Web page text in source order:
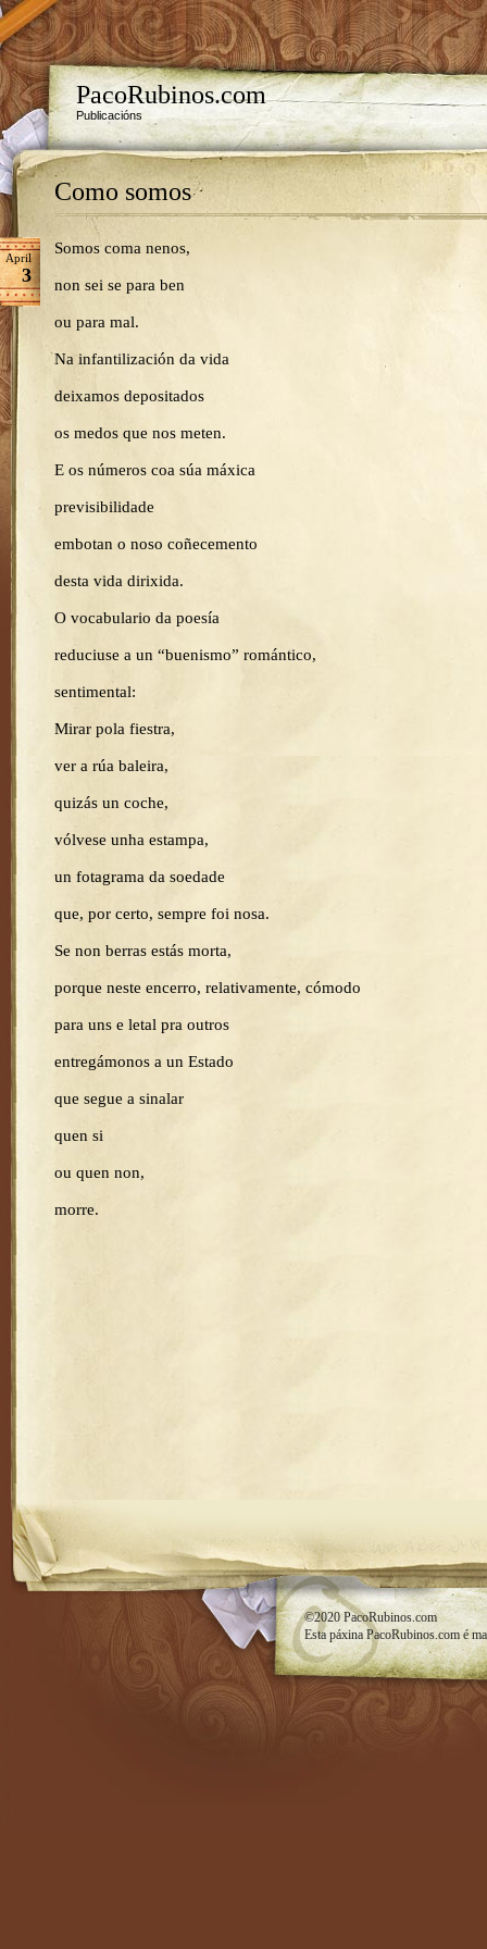
PacoRubinos.com
Publicacións
Como somos
April
3
Somos coma nenos,
non sei se para ben
ou para mal.
Na infantilización da vida
deixamos depositados
os medos que nos meten.
E os números coa súa máxica
previsibilidade
embotan o noso coñecemento
desta vida dirixida.
O vocabulario da poesía
reduciuse a un “buenismo” romántico,
sentimental:
Mirar pola fiestra,
ver a rúa baleira,
quizás un coche,
vólvese unha estampa,
un fotagrama da soedade
que, por certo, sempre foi nosa.
Se non berras estás morta,
porque neste encerro, relativamente, cómodo
para uns e letal pra outros
entregámonos a un Estado
que segue a sinalar
quen si
ou quen non,
morre.
©2020PacoRubinos.com
Esta páxina PacoRubinos.com é
RSS feed